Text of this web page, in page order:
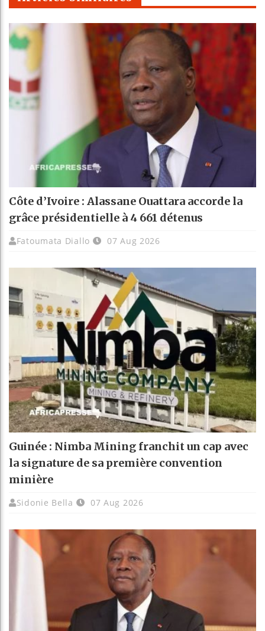
Côte d’Ivoire : Alassane Ouattara accorde la
grâce présidentielle à 4 661 détenus
Fatoumata Diallo 07 Aug 2026
Guinée : Nimba Mining franchit un cap avec
la signature de sa première convention
minière
Sidonie Bella 07 Aug 2026